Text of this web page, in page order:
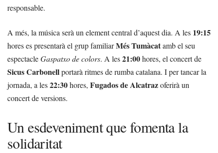
responsable.
A més, la música serà un element central d’aquest dia. A les 19:15
hores es presentarà el grup familiarMés Tumàcatamb el seu
espectacleGaspatxo de colors. A les21:00hores, el concert de
Sicus Carbonellportarà ritmes de rumba catalana. I per tancar la
jornada, a les22:30hores, Fugados de Alcatrazoferirà un
concert de versions.
Un esdeveniment que fomenta la
solidaritat